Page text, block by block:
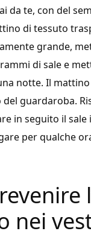
da te, con del
di tessuto
grande,
di sale e
notte. Il
guardaroba.
in seguito il
per qualche
nei